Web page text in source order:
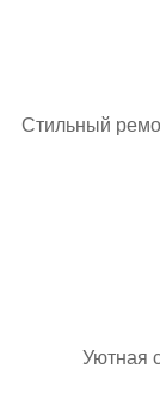
Стильный
Уютная